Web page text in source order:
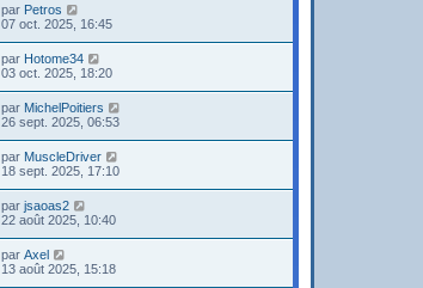
par Petros
07 oct. 2025, 16:45
par Hotome34
03 oct. 2025, 18:20
par MichelPoitiers
26 sept. 2025, 06:53
par MuscleDriver
18 sept. 2025, 17:10
par jsaoas2
22 août 2025, 10:40
par Axel
13 août 2025, 15:18